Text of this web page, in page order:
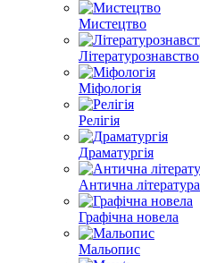
Мистецтво
Літературознавство
Міфологія
Релігія
Драматургія
Антична література
Графічна новела
Мальопис